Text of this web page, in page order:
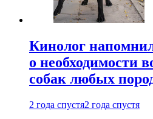
Кинолог
о необходимости
собак любых
2 года спустя2 года спустя